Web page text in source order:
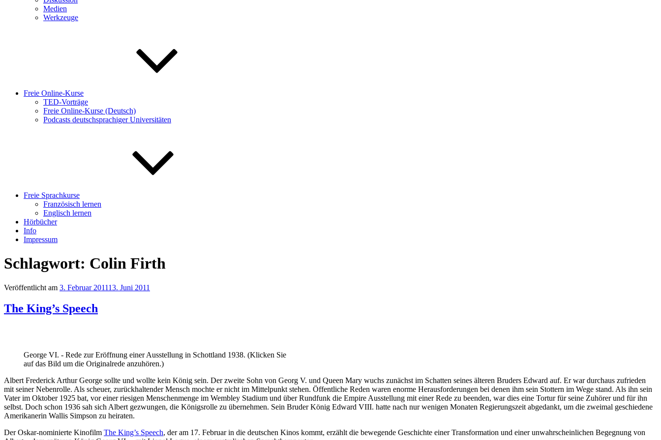
Medien
Werkzeuge
Freie Online-Kurse
TED-Vorträge
Freie Online-Kurse (Deutsch)
Podcasts deutschsprachiger Universitäten
Freie Sprachkurse
Französisch lernen
Englisch lernen
Hörbücher
Info
Impressum
Schlagwort: Colin Firth
Veröffentlicht am 3. Februar 201113. Juni 2011
The King’s Speech
George VI. - Rede zur Eröffnung einer Ausstellung in Schottland 1938. (Klicken Sie
auf das Bild um die Originalrede anzuhören.)
Albert Frederick Arthur George sollte und wollte kein König sein. Der zweite Sohn von Georg V. und Queen Mary wuchs zunächst im Schatten seines älteren Bruders Edward auf. Er war durchaus zufrieden
mit seiner Nebenrolle. Als scheuer, zurückhaltender Mensch mochte er nicht im Mittelpunkt stehen. Öffentliche Reden waren enorme Herausforderungen bei denen ihm sein Stottern im Wege stand. Als ihn sein
Vater im Oktober 1925 bat, vor einer riesigen Menschenmenge im Wembley Stadium und über Rundfunk die Empire Ausstellung mit einer Rede zu beenden, war dies eine Tortur für seine Zuhörer und für ihn
selbst. Doch schon 1936 sah sich Albert gezwungen, die Königsrolle zu übernehmen. Sein Bruder König Edward VIII. hatte nach nur wenigen Monaten Regierungszeit abgedankt, um die zweimal geschiedene
Amerikanerin Wallis Simpson zu heiraten.
Der Oskar-nominierte Kinofilm The King’s Speech, der am 17. Februar in die deutschen Kinos kommt, erzählt die bewegende Geschichte einer Transformation und einer unwahrscheinlichen Begegnung von